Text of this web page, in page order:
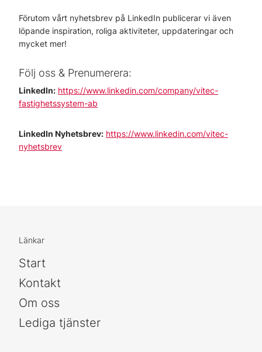
Förutom vårt nyhetsbrev på LinkedIn publicerar vi även
löpande inspiration, roliga aktiviteter, uppdateringar och
mycket mer!
Följ oss & Prenumerera:
LinkedIn: https://www.linkedin.com/company/vitec-
fastighetssystem-ab
LinkedIn Nyhetsbrev: https://www.linkedin.com/vitec-
nyhetsbrev
Länkar
Start
Kontakt
Om oss
Lediga tjänster